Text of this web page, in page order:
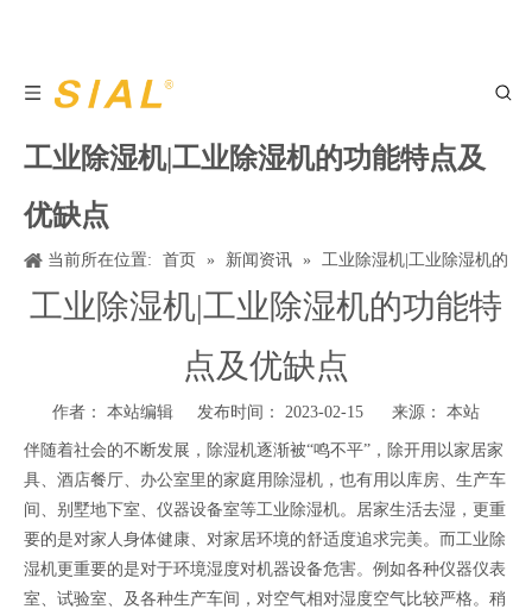
工业除湿机|工业除湿机的功能特点及
优缺点
当前所在位置: 首页 » 新闻资讯 »
工业除湿机|工业除湿机的
功能特点及优缺点
工业除湿机|工业除湿机的功能特
点及优缺点
作者： 本站编辑 发布时间： 2023-02-15 来源： 本站
伴随着社会的不断发展，除湿机逐渐被“鸣不平”，除开用以家居家
具、酒店餐厅、办公室里的家庭用除湿机，也有用以库房、生产车
间、别墅地下室、仪器设备室等工业除湿机。居家生活去湿，更重
要的是对家人身体健康、对家居环境的舒适度追求完美。而工业除
湿机更重要的是对于环境湿度对机器设备危害。例如各种仪器仪表
室、试验室、及各种生产车间，对空气相对湿度空气比较严格。稍